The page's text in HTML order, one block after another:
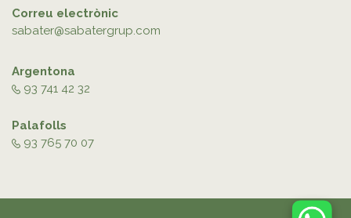
Correu electrònic
sabater@sabatergrup.com
Argentona
93 741 42 32
Palafolls
93 765 70 07